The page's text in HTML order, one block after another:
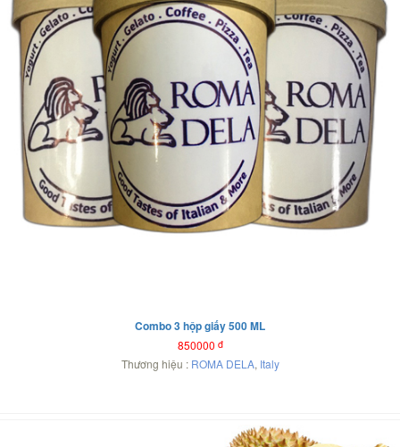
Combo 3 hộp giấy 500 ML
850000 đ
Thương hiệu : ROMA DELA, Italy